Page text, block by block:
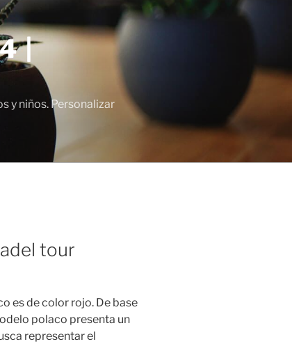
|
y niños. Personalizar
tour
es de color rojo. De base
polaco presenta un
representar el